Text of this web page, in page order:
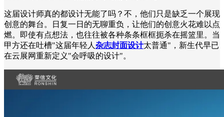
这届设计师真的都设计无能了吗？不，他们只是缺乏一个展现
创意的舞台。日复一日的无聊重负，让他们的创意火花难以点
燃。即使有点想法，也往往被各种条条框框扼杀在摇篮里。当
甲方还在吐槽"这届年轻人 杂志封面设计太普通"，新生代早已
在云展网重新定义"会呼吸的设计"。